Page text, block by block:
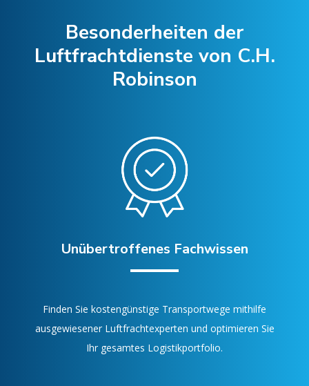
Besonderheiten der
Luftfrachtdienste von C.H.
Robinson
Unübertroffenes Fachwissen
Finden Sie kostengünstige Transportwege mithilfe
ausgewiesener Luftfrachtexperten und optimieren Sie
Ihr gesamtes Logistikportfolio.